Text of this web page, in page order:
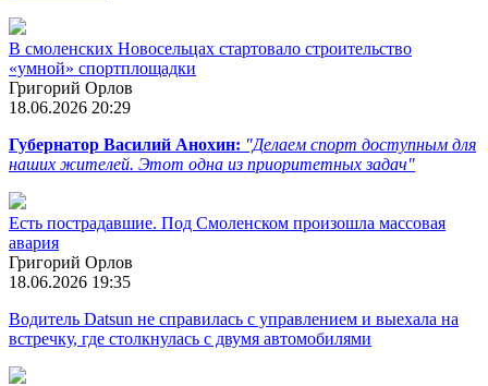
В смоленских Новосельцах стартовало строительство
«умной» спортплощадки
Григорий Орлов
18.06.2026 20:29
Губернатор Василий Анохин: "Делаем спорт доступным для
наших жителей. Этот одна из приоритетных задач"
Есть пострадавшие. Под Смоленском произошла массовая
авария
Григорий Орлов
18.06.2026 19:35
Водитель Datsun не справилась с управлением и выехала на
встречку, где столкнулась с двумя автомобилями